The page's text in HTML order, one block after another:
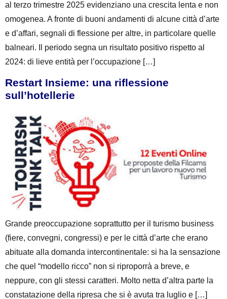
al terzo trimestre 2025 evidenziano una crescita lenta e non
omogenea. A fronte di buoni andamenti di alcune città d’arte
e d’affari, segnali di flessione per altre, in particolare quelle
balneari. Il periodo segna un risultato positivo rispetto al
2024: di lieve entità per l’occupazione […]
Restart Insieme: una riflessione
sull’hotellerie
Grande preoccupazione soprattutto per il turismo business
(fiere, convegni, congressi) e per le città d’arte che erano
abituate alla domanda intercontinentale: si ha la sensazione
che quel “modello ricco” non si riproporrà a breve, e
neppure, con gli stessi caratteri. Molto netta d’altra parte la
constatazione della ripresa che si è avuta tra luglio e […]